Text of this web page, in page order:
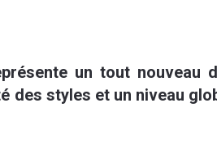
un tout nouveau
des styles et un niveau